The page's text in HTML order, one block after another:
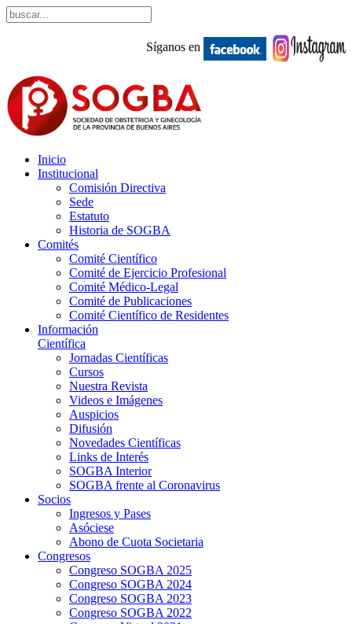
Síganos en
Inicio
Institucional
Comisión Directiva
Sede
Estatuto
Historia de SOGBA
Comités
Comité Científico
Comité de Ejercicio Profesional
Comité Médico-Legal
Comité de Publicaciones
Comité Científico de Residentes
Información
Científica
Jornadas Científicas
Cursos
Nuestra Revista
Videos e Imágenes
Auspicios
Difusión
Novedades Científicas
Links de Interés
SOGBA Interior
SOGBA frente al Coronavirus
Socios
Ingresos y Pases
Asóciese
Abono de Cuota Societaria
Congresos
Congreso SOGBA 2025
Congreso SOGBA 2024
Congreso SOGBA 2023
Congreso SOGBA 2022